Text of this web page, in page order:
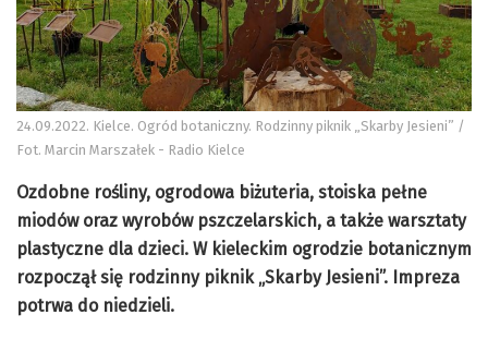
24.09.2022. Kielce. Ogród botaniczny. Rodzinny piknik „Skarby Jesieni” /
Fot. Marcin Marszałek - Radio Kielce
Ozdobne rośliny, ogrodowa biżuteria, stoiska pełne
miodów oraz wyrobów pszczelarskich, a także warsztaty
plastyczne dla dzieci. W kieleckim ogrodzie botanicznym
rozpoczął się rodzinny piknik „Skarby Jesieni”. Impreza
potrwa do niedzieli.